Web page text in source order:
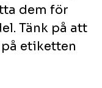
dem för
Tänk på att
etiketten